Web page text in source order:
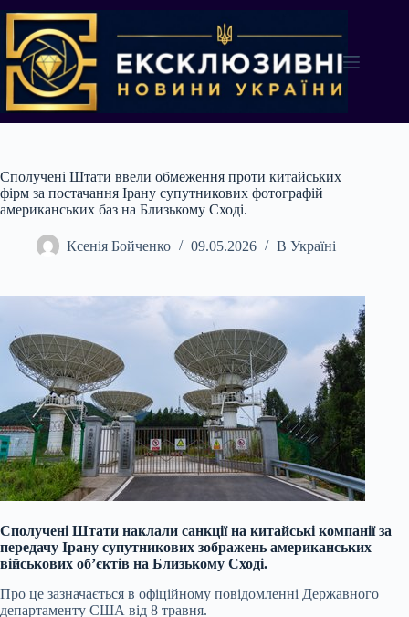
до
вмісту
Сполучені Штати ввели обмеження проти китайських
фірм за постачання Ірану супутникових фотографій
американських баз на Близькому Сході.
Ксенія Бойченко 09.05.2026 В Україні
Сполучені Штати наклали санкції на китайські компанії за
передачу Ірану супутникових зображень американських
військових об’єктів на Близькому Сході.
Про це зазначається в офіційному повідомленні Державного
департаменту США від 8 травня.